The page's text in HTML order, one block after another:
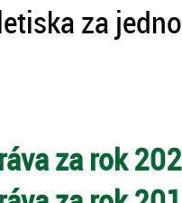
za
za rok